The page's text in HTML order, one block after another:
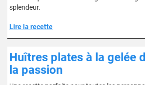
splendeur.
Lire la recette
Huîtres plates à la gelée
la passion